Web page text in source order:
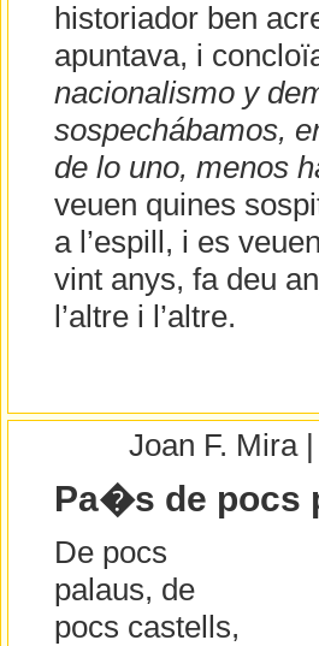
historiador ben
apuntava, i
nacionalismo y
sospechábamos,
de lo uno, menos
veuen quines
a l’espill, i es
vint anys, fa deu
l’altre i l’altre.
Joan F. Mira
Pa�s de pocs
De pocs
palaus, de
pocs castells,